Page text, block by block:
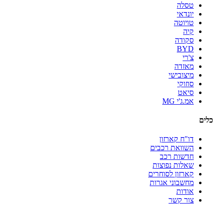
טסלה
יונדאי
טויוטה
קיה
סקודה
BYD
צ'רי
מאזדה
מיצובישי
סוזוקי
סיאט
אמ.ג'י MG
כלים
דו"ח קארזון
השוואת רכבים
חדשות רכב
שאלות נפוצות
קארזון לסוחרים
מחשבוני אגרות
אודות
צור קשר